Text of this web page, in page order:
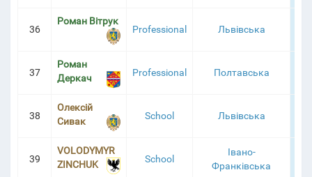
36
Роман Вітрук
Professional Львівська
37
Роман
Деркач
Professional Полтавська
38
Олексій
Сивак
School Львівська
39
VOLODYMYR
ZINCHUK
School
Івано-
Франківська